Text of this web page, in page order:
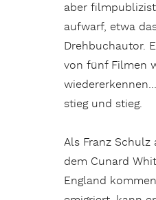
aber
aufwarf, etwa
Drehbuchautor.
von fünf Filmen
stieg und stieg.
Als Franz Schulz
dem Cunard
England